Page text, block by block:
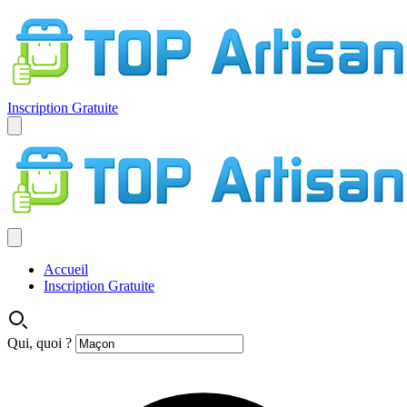
Inscription Gratuite
Accueil
Inscription Gratuite
Qui, quoi ?